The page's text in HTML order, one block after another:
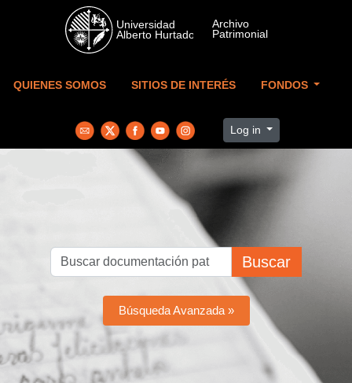
Skip to main content
QUIENES SOMOS SITIOS DE INTERÉS FONDOS
Log in
Buscar
Búsqueda Avanzada »